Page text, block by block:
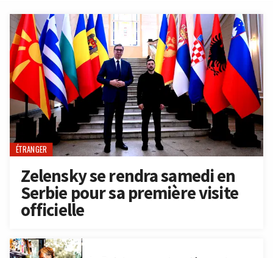
ÉTRANGER
Zelensky se rendra samedi en
Serbie pour sa première visite
officielle